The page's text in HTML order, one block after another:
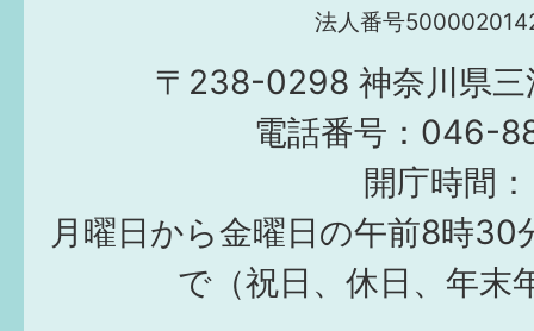
法人番号
〒238-0298 神奈川県三
電話番号：046-
開庁時間：
月曜日から金曜日の午前8時30
で（祝日、休日、年末